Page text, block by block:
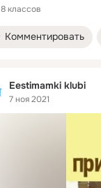
8 классов
Комментировать
Eestimamki klubi
7 ноя 2021